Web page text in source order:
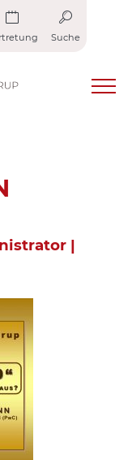
Suche
|